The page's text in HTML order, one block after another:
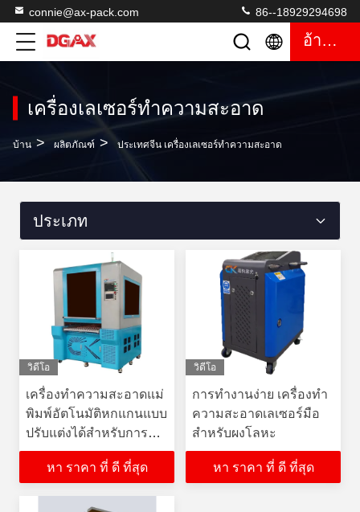
connie@ax-pack.com 86--18929294698
อ้างอิง
เครื่องเลเซอร์ทำความสะอาด
บ้าน > ผลิตภัณฑ์ > ประเทศจีน เครื่องเลเซอร์ทำความสะอาด
ประเภท
วิดีโอ
เครื่องทำความสะอาดแม่
พิมพ์อัตโนมัติหกแกนแบบ
ปรับแต่งได้สำหรับการขึ้น
รูป
หา ราคา ที่ ดี ที่สุด
วิดีโอ
การทํางานง่าย เครื่องทํา
ความสะอาดเลเซอร์มือ
สําหรับผงโลหะ
หา ราคา ที่ ดี ที่สุด